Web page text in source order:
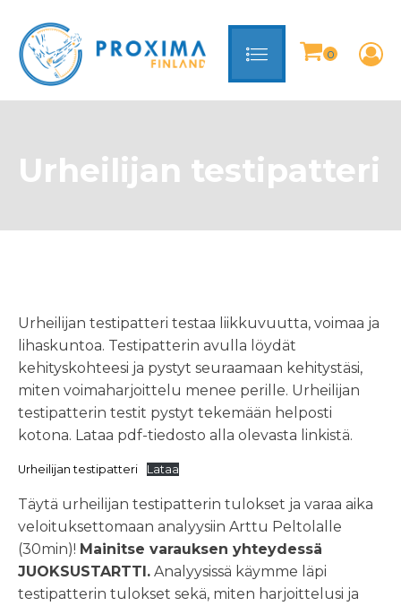
Urheilijan testipatteri
Urheilijan testipatteri testaa liikkuvuutta, voimaa ja
lihaskuntoa. Testipatterin avulla löydät
kehityskohteesi ja pystyt seuraamaan kehitystäsi,
miten voimaharjoittelu menee perille. Urheilijan
testipatterin testit pystyt tekemään helposti
kotona. Lataa pdf-tiedosto alla olevasta linkistä.
Urheilijan testipatteri Lataa
Täytä urheilijan testipatterin tulokset ja varaa aika
veloituksettomaan analyysiin Arttu Peltolalle
(30min)! Mainitse varauksen yhteydessä
JUOKSUSTARTTI. Analyysissä käymme läpi
testipatterin tulokset sekä, miten harjoittelusi ja